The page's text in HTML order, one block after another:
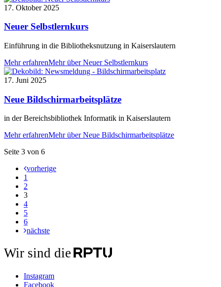
17. Oktober 2025
Neuer Selbstlernkurs
Einführung in die Bibliotheksnutzung in Kaiserslautern
Mehr erfahrenMehr über Neuer Selbstlernkurs
17. Juni 2025
Neue Bildschirmarbeitsplätze
in der Bereichsbibliothek Informatik in Kaiserslautern
Mehr erfahrenMehr über Neue Bildschirmarbeitsplätze
Seite 3 von 6
vorherige
1
2
3
4
5
6
nächste
Wir sind die
Instagram
Facebook